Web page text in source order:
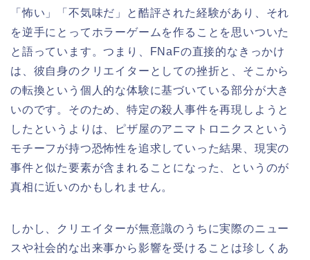
「怖い」「不気味だ」と酷評された経験があり、それ
を逆手にとってホラーゲームを作ることを思いついた
と語っています。つまり、FNaFの直接的なきっかけ
は、彼自身のクリエイターとしての挫折と、そこから
の転換という個人的な体験に基づいている部分が大き
いのです。そのため、特定の殺人事件を再現しようと
したというよりは、ピザ屋のアニマトロニクスという
モチーフが持つ恐怖性を追求していった結果、現実の
事件と似た要素が含まれることになった、というのが
真相に近いのかもしれません。
しかし、クリエイターが無意識のうちに実際のニュー
スや社会的な出来事から影響を受けることは珍しくあ